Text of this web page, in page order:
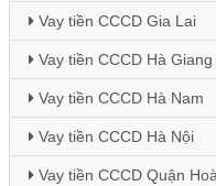
Vay tiền CCCD Gia Lai
Vay tiền CCCD Hà Giang
Vay tiền CCCD Hà Nam
Vay tiền CCCD Hà Nội
Vay tiền CCCD Quận